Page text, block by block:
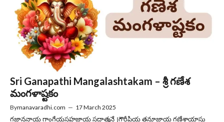
Sri Ganapathi Mangalashtakam – శ్రీ గణేశ
మంగళాష్టకం
Bymanavaradhi.com — 17 March 2025
గజాననాయ గాంగేయసహజాయ సదాత్మనే ।గౌరీప్రియ తనూజాయ గణేశాయాస్తు